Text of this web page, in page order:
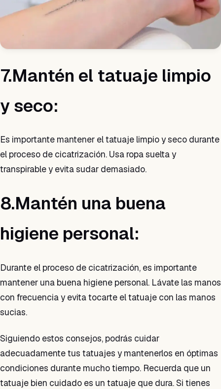
7.Mantén el tatuaje limpio
y seco:
Es importante mantener el tatuaje limpio y seco durante
el proceso de cicatrización. Usa ropa suelta y
transpirable y evita sudar demasiado.
8.Mantén una buena
higiene personal:
Durante el proceso de cicatrización, es importante
mantener una buena higiene personal. Lávate las manos
con frecuencia y evita tocarte el tatuaje con las manos
sucias.
Siguiendo estos consejos, podrás cuidar
adecuadamente tus tatuajes y mantenerlos en óptimas
condiciones durante mucho tiempo. Recuerda que un
tatuaje bien cuidado es un tatuaje que dura. Si tienes